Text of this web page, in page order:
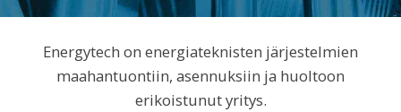
Energytech on energiateknisten järjestelmien
maahantuontiin, asennuksiin ja huoltoon
erikoistunut yritys.